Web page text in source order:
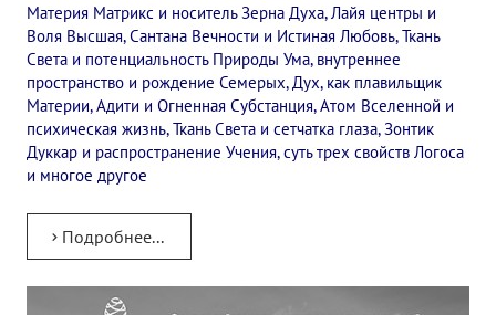
Материя Матрикс и носитель Зерна Духа, Лайя центры и
Воля Высшая, Сантана Вечности и Истиная Любовь, Ткань
Света и потенциальность Природы Ума, внутреннее
пространство и рождение Семерых, Дух, как плавильщик
Материи, Адити и Огненная Субстанция, Атом Вселенной и
психическая жизнь, Ткань Света и сетчатка глаза, Зонтик
Дуккар и распространение Учения, суть трех свойств Логоса
и многое другое
Подробнее...